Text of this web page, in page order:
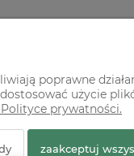
poprawne
użycie
prywatności.
zaakceptuj